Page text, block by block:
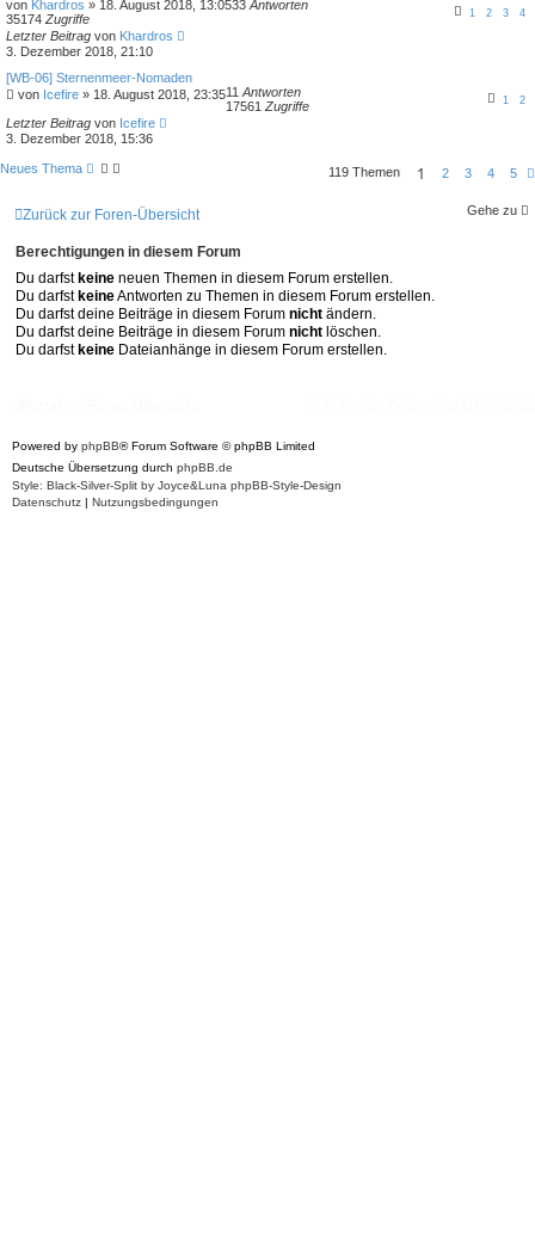
von Khardros » 18. August 2018, 13:05
1 2 3 4
33 Antworten
35174 Zugriffe
Letzter Beitrag von Khardros
3. Dezember 2018, 21:10
[WB-06] Sternenmeer-Nomaden
von Icefire » 18. August 2018, 23:35 1 2
11 Antworten
17561 Zugriffe
Letzter Beitrag von Icefire
3. Dezember 2018, 15:36
Neues Thema 119 Themen 1 2 3 4 5
Zurück zur Foren-Übersicht Gehe zu
Berechtigungen in diesem Forum
Du darfstkeine neuen Themen in diesem Forum erstellen.
Du darfstkeineAntworten zu Themen in diesem Forum erstellen.
Du darfst deine Beiträge in diesem Forum nicht ändern.
Du darfst deine Beiträge in diesem Forum nicht löschen.
Du darfstkeine Dateianhänge in diesem Forum erstellen.
Powered by phpBB® Forum Software © phpBB Limited
Deutsche Übersetzung durch phpBB.de
Style: Black-Silver-Split by Joyce&Luna phpBB-Style-Design
Datenschutz | Nutzungsbedingungen